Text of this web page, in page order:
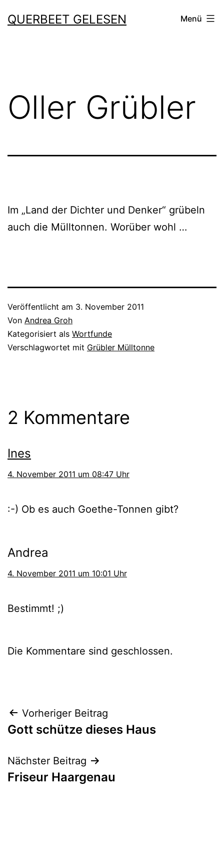
Inhalt
QUERBEET GELESEN Menü
Oller Grübler
Im „Land der Dichter und Denker“ grü­beln
auch die Mülltonnen. Worüber wohl …
Veröffentlicht am 3. November 2011
Von Andrea Groh
Kategorisiert als Wortfunde
Verschlagwortet mit Grübler Mülltonne
2 Kommentare
Ines
4. November 2011 um 08:47 Uhr
:-) Ob es auch Goethe-Tonnen gibt?
Andrea
4. November 2011 um 10:01 Uhr
Bestimmt! ;)
Die Kommentare sind geschlossen.
Beitragsnavigation
Vorheriger Beitrag
Gott schütze dieses Haus
Nächster Beitrag
Friseur Haargenau